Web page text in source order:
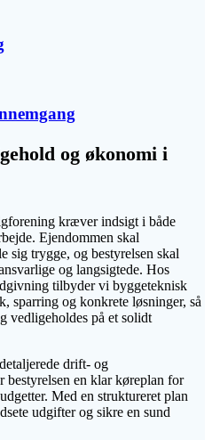
og økonomi i
kræver indsigt i både
Ejendommen skal
sig trygge, og bestyrelsen skal
og langsigtede. Hos
tilbyder vi byggeteknisk
sparring og konkrete løsninger, så
vedligeholdes på et solidt
drift- og
bestyrelsen en klar køreplan for
Med en struktureret plan
udgifter og sikre en sund